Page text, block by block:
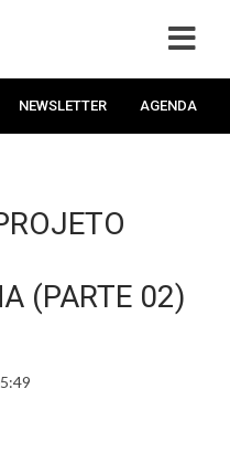
NEWSLETTER AGENDA
(PARTE 02)